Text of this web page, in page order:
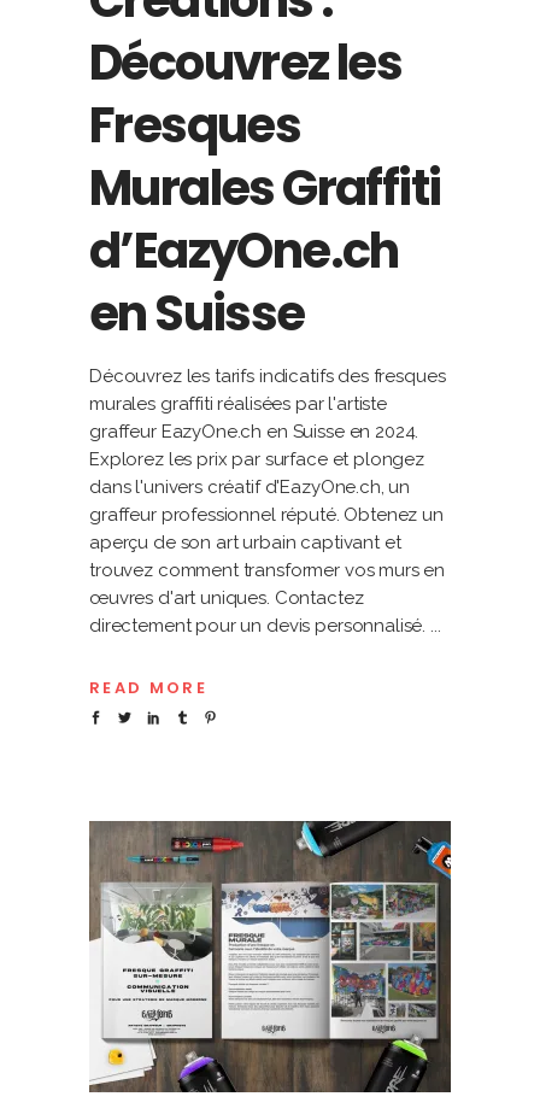
Découvrez les
Fresques
Murales Graffiti
d’EazyOne.ch
en Suisse
Découvrez les tarifs indicatifs des fresques
murales graffiti réalisées par l'artiste
graffeur EazyOne.ch en Suisse en 2024.
Explorez les prix par surface et plongez
dans l'univers créatif d'EazyOne.ch, un
graffeur professionnel réputé. Obtenez un
aperçu de son art urbain captivant et
trouvez comment transformer vos murs en
œuvres d'art uniques. Contactez
directement pour un devis personnalisé.
READ MORE